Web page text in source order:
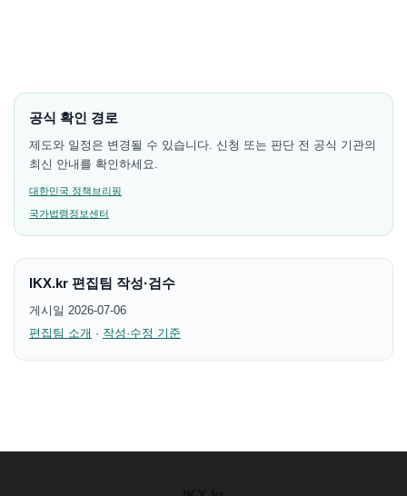
공식 확인 경로
제도와 일정은 변경될 수 있습니다. 신청 또는 판단 전 공식 기관의
최신 안내를 확인하세요.
대한민국 정책브리핑
국가법령정보센터
IKX.kr 편집팀 작성·검수
게시일 2026-07-06
편집팀 소개 · 작성·수정 기준